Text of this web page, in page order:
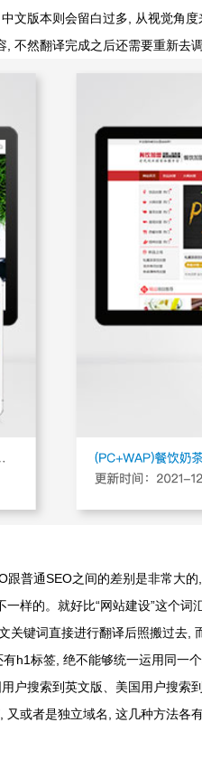
文版本则会留白过多, 从视觉角
不然翻译完成之后还需要重新去
普通SEO之间的差别是非常大
样的。就好比“网站建设”这个词
关键词直接进行翻译后照搬过去,
h1标签, 绝不能够统一运用同一
户搜索到英文版、美国用户搜索
或者是独立域名, 这几种方法各